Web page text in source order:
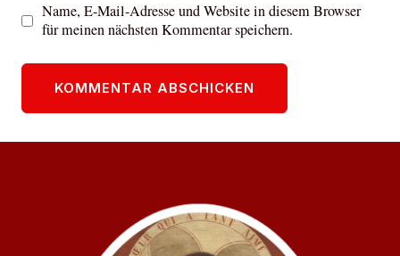
Name, E-Mail-Adresse und Website in diesem Browser
für meinen nächsten Kommentar speichern.